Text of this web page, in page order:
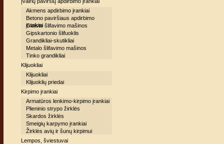
Akmens apdirbimo įrankiai
Betono paviršiaus apdirbimo
įrankiai
Glaisto šlifavimo mašinos
Gipskartonio šlifuoklis
Grandikliai-skutikliai
Metalo šlifavimo mašinos
Tinko grandikliai
Klijuokliai
Klijuokliai
Klijuoklių priedai
Kirpimo įrankiai
Armatūros lenkimo-kirpimo įrankiai
Plieninio strypo žirklės
Skardos žirklės
Smeigių karpymo įrankiai
Žirklės avių ir šunų kirpimui
Lempos, šviestuvai